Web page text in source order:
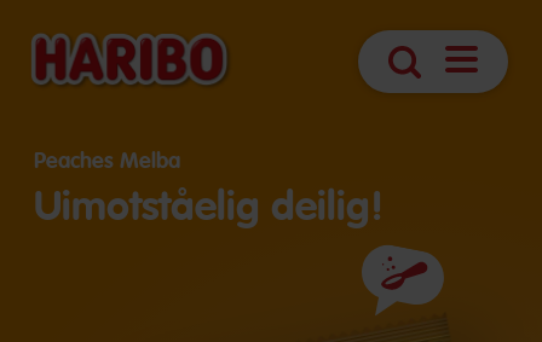
Søk
Åpne
Peaches Melba
Uimotståelig deilig!
Ingredienser